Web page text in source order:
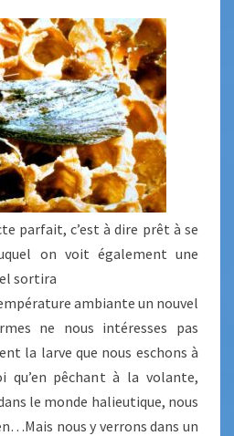
parfait, c’est à dire prêt à se
on voit également une
sortira
ambiante un nouvel
ne nous intéresses pas
la larve que nous eschons à
qu’en pêchant à la volante,
le monde halieutique, nous
nous y verrons dans un